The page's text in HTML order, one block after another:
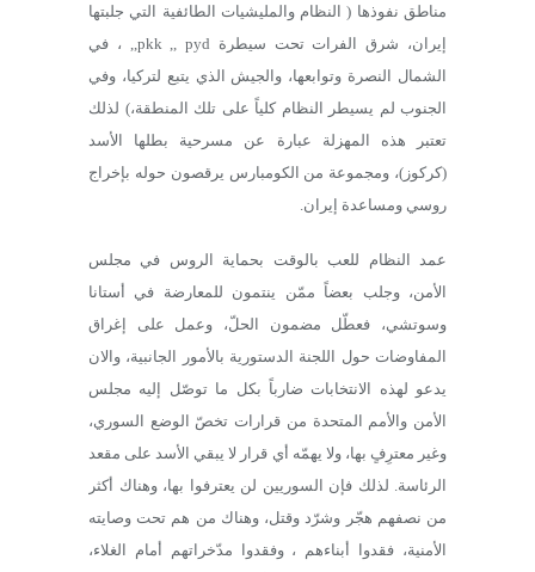
مناطق نفوذها ( النظام والمليشيات الطائفية التي جلبتها
إيران، شرق الفرات تحت سيطرة pkk ,, pyd,, ، في
الشمال النصرة وتوابعها، والجيش الذي يتبع لتركيا، وفي
الجنوب لم يسيطر النظام كلياً على تلك المنطقة،) لذلك
تعتبر هذه المهزلة عبارة عن مسرحية بطلها الأسد
(كركوز)، ومجموعة من الكومبارس يرقصون حوله بإخراج
روسي ومساعدة إيران.
عمد النظام للعب بالوقت بحماية الروس في مجلس
الأمن، وجلب بعضاً ممّن ينتمون للمعارضة في أستانا
وسوتشي، فعطّل مضمون الحلّ، وعمل على إغراق
المفاوضات حول اللجنة الدستورية بالأمور الجانبية، والان
يدعو لهذه الانتخابات ضارباً بكل ما توصّل إليه مجلس
الأمن والأمم المتحدة من قرارات تخصّ الوضع السوري،
وغير معترِفٍ بها، ولا يهمّه أي قرار لا يبقي الأسد على مقعد
الرئاسة. لذلك فإن السوريين لن يعترفوا بها، وهناك أكثر
من نصفهم هجّر وشرّد وقتل، وهناك من هم تحت وصايته
الأمنية، فقدوا أبناءهم ، وفقدوا مدّخراتهم أمام الغلاء،